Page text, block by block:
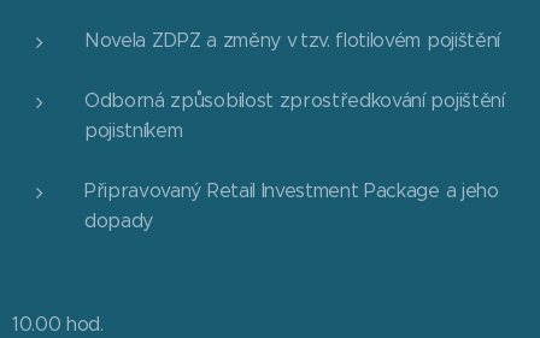
Novela ZDPZ a změny v tzv. flotilovém pojištění
Odborná způsobilost zprostředkování pojištění
pojistníkem
Připravovaný Retail Investment Package a jeho
dopady
10.00 hod.